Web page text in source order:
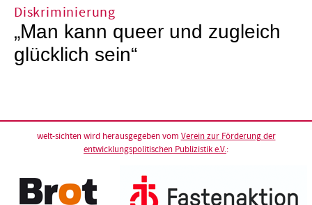
Diskriminierung
„Man kann queer und zugleich
glücklich sein“
welt-sichten wird herausgegeben vom Verein zur Förderung der
entwicklungspolitischen Publizistik e.V.: